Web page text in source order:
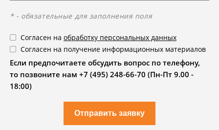
* - обязательные для заполнения поля
Согласен на обработку персональных данных
Согласен на получение информационных материалов
Если предпочитаете обсудить вопрос по телефону,
то позвоните нам +7 (495) 248-66-70 (Пн-Пт 9.00 -
18:00)
Отправить заявку